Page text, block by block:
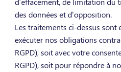
des données et d’opposition.
Les traitements ci-dessus sont
exécuter nos obligations
RGPD), soit avec votre
RGPD), soit pour répondre à